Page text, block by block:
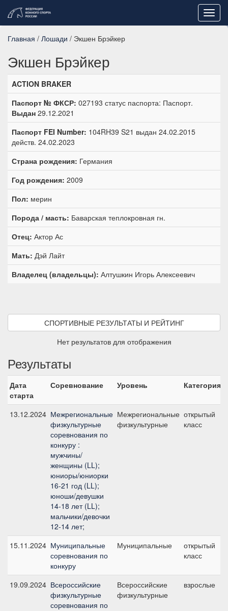
Главная / Лошади / Экшен Брэйкер
Экшен Брэйкер
ACTION BRAKER
Паспорт № ФКСР: 027193 статус паспорта: Паспорт.
Выдан 29.12.2021
Паспорт FEI Number: 104RH39 S21 выдан 24.02.2015
действ. 24.02.2023
Страна рождения: Германия
Год рождения: 2009
Пол: мерин
Порода / масть: Баварская теплокровная гн.
Отец: Актор Ас
Мать: Дэй Лайт
Владелец (владельцы): Алтушкин Игорь Алексеевич
СПОРТИВНЫЕ РЕЗУЛЬТАТЫ И РЕЙТИНГ
Нет результатов для отображения
Результаты
Дата
старта
Соревнование Уровень Категория
13.12.2024 Межрегиональные
физкультурные
соревнования по
конкуру :
мужчины/
женщины (LL);
юниоры/юниорки
16-21 год (LL);
юноши/девушки
14-18 лет (LL);
мальчики/девочки
12-14 лет;
Межрегиональные
физкультурные
открытый
класс
15.11.2024 Муниципальные
соревнования по
конкуру
Муниципальные
открытый
класс
19.09.2024 Всероссийские
физкультурные
соревнования по
Всероссийские
физкультурные
взрослые